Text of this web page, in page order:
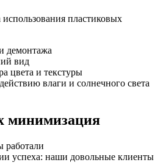
пластиковых
демонтажа
вид
цвета и текстуры
влаги и солнечного света
минимизация
успеха: наши довольные клиенты